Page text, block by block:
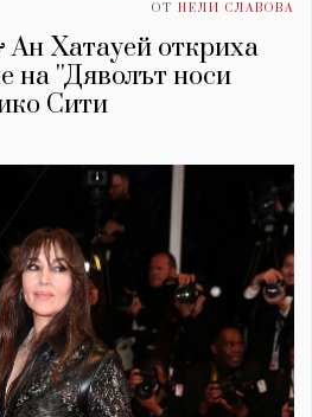
ОТ НЕЛИ СЛАВОВА
Хатауей откриха
на ''Дяволът носи
Сити